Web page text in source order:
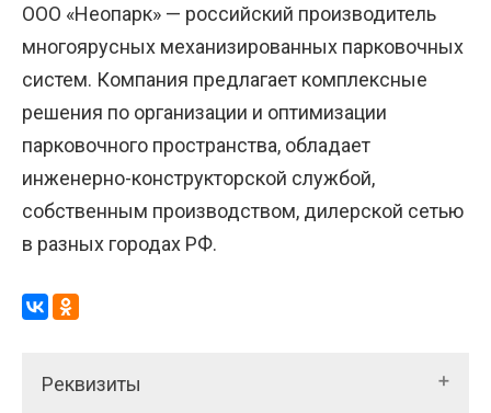
ООО «Неопарк» — российский производитель
многоярусных механизированных парковочных
систем. Компания предлагает комплексные
решения по организации и оптимизации
парковочного пространства, обладает
инженерно-конструкторской службой,
собственным производством, дилерской сетью
в разных городах РФ.
Реквизиты